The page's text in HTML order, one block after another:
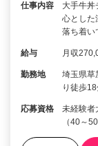
仕事内容
大手牛丼
心とした
落ち着い
給与 月収
勤務地
埼玉県草
り徒歩
応募資格
未経験
（40～